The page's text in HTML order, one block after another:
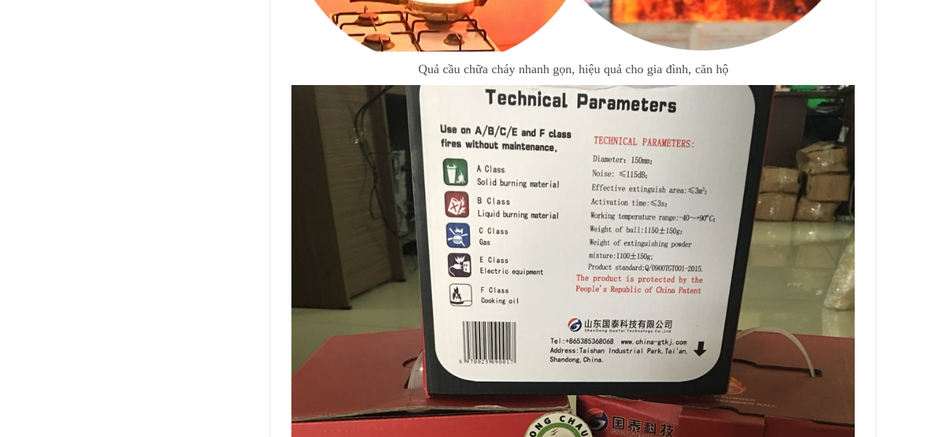
Quả cầu chữa cháy nhanh gọn, hiệu quả cho gia đình, căn hộ